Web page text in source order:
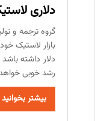
دلاری
گروه ترجمه و
رشد خوبی
بیشتر